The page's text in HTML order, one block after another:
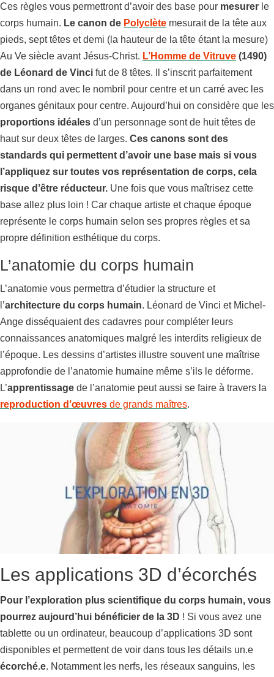
Ces règles vous permettront d’avoir des base pour mesurer le
corps humain. Le canon de Polyclète mesurait de la tête aux
pieds, sept têtes et demi (la hauteur de la tête étant la mesure)
Au Ve siècle avant Jésus-Christ. L’Homme de Vitruve (1490)
de Léonard de Vinci fut de 8 têtes. Il s’inscrit parfaitement
dans un rond avec le nombril pour centre et un carré avec les
organes génitaux pour centre. Aujourd’hui on considère que les
proportions idéales d’un personnage sont de huit têtes de
haut sur deux têtes de larges. Ces canons sont des
standards qui permettent d’avoir une base mais si vous
l’appliquez sur toutes vos représentation de corps, cela
risque d’être réducteur. Une fois que vous maîtrisez cette
base allez plus loin ! Car chaque artiste et chaque époque
représente le corps humain selon ses propres règles et sa
propre définition esthétique du corps.
L’anatomie du corps humain
L’anatomie vous permettra d’étudier la structure et
l’architecture du corps humain. Léonard de Vinci et Michel-
Ange disséquaient des cadavres pour compléter leurs
connaissances anatomiques malgré les interdits religieux de
l’époque. Les dessins d’artistes illustre souvent une maîtrise
approfondie de l’anatomie humaine même s’ils le déforme.
L’apprentissage de l’anatomie peut aussi se faire à travers la
reproduction d’œuvres de grands maîtres.
Les applications 3D d’écorchés
Pour l’exploration plus scientifique du corps humain, vous
pourrez aujourd’hui bénéficier de la 3D ! Si vous avez une
tablette ou un ordinateur, beaucoup d’applications 3D sont
disponibles et permettent de voir dans tous les détails un.e
écorché.e. Notamment les nerfs, les réseaux sanguins, les